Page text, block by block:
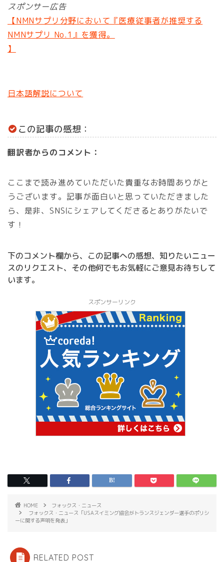
スポンサー広告
【NMNサプリ分野において『医療従事者が推奨する
NMNサプリ No.1』を獲得。
】
日本語解説について
この記事の感想：
翻訳者からのコメント：
ここまで読み進めていただいた貴重なお時間ありがと
うございます。記事が面白いと思っていただきました
ら、是非、SNSにシェアしてくださるとありがたいで
す！
下のコメント欄から、この記事への感想、知りたいニュー
スのリクエスト、その他何でもお気軽にご意見お待ちして
います。
スポンサーリンク
HOME
フォックス・ニュース
フォックス・ニュース「USAスイミング協会がトランスジェンダー選手のポリシ
ーに関する声明を発表」
RELATED POST